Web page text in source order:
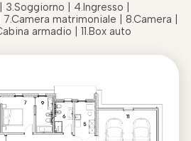
3.Soggiorno | 4.Ingresso |
matrimoniale | 8.Camera |
armadio | 11.Box auto